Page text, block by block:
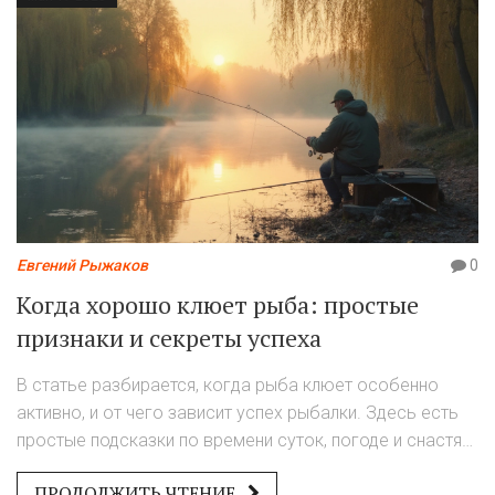
Евгений Рыжаков 0
Когда хорошо клюет рыба: простые
признаки и секреты успеха
В статье разбирается, когда рыба клюет особенно
активно, и от чего зависит успех рыбалки. Здесь есть
простые подсказки по времени суток, погоде и снастям.
В тексте вы найдете советы, как подстроиться под